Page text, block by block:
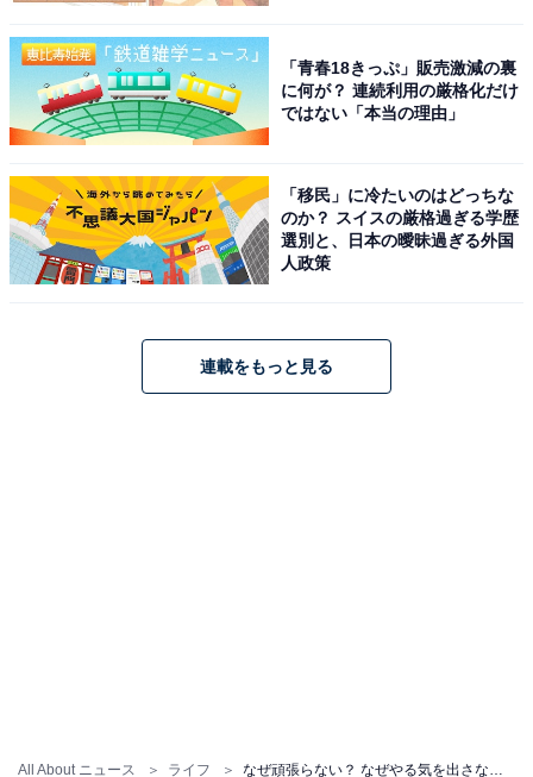
All About ニュース ライフ なぜ頑張らない？ なぜやる気を出さない？…中学受験の親がイライラから解放される、とっておきの方法
「青春18きっぷ」販売激減の裏
に何が？ 連続利用の厳格化だけ
ではない「本当の理由」
「移民」に冷たいのはどっちな
のか？ スイスの厳格過ぎる学歴
選別と、日本の曖昧過ぎる外国
人政策
連載をもっと見る